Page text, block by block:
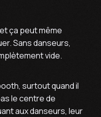
ça peut même
Sans danseurs,
vide.
surtout quand il
le centre de
aux danseurs, leur